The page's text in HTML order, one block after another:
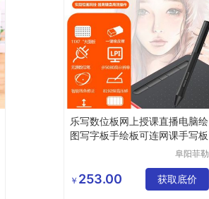
乐写数位板网上授课直播电脑绘
图写字板手绘板可连网课手写板
阜阳菲勒
公司
￥ 253.00 获取底价